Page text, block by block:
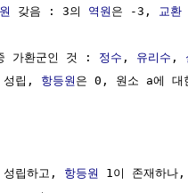
갖음 : 3의 역원 은 -3, 교환
가환군인 것 : 정수 , 유리수 ,
성립, 항등원 은 0, 원소 a에
성립하고, 항등원 1이 존재하